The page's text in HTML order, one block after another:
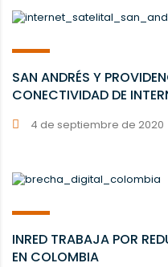
SAN ANDRÉS Y
CONECTIVIDAD DE
4 de septiembre de 2020
INRED TRABAJA POR
EN COLOMBIA